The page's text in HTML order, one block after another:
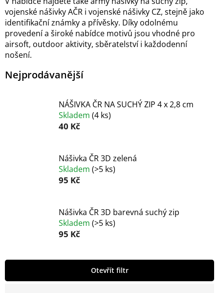
vojenské nášivky AČR i vojenské nášivky CZ, stejně jako
identifikační známky a přívěsky. Díky odolnému
provedení a široké nabídce motivů jsou vhodné pro
airsoft, outdoor aktivity, sběratelství i každodenní
nošení.
Nejprodávanější
NÁŠIVKA ČR NA SUCHÝ ZIP 4 x 2,8 cm
Skladem (4 ks)
40 Kč
Nášivka ČR 3D zelená
Skladem (>5 ks)
95 Kč
Nášivka ČR 3D barevná suchý zip
Skladem (>5 ks)
95 Kč
Otevřít filtr
V
p